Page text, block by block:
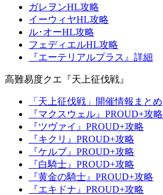
ガレヲンHL攻略
イーウィヤHL攻略
ル･オーHL攻略
フェディエルHL攻略
『エーテリアルプラス』詳細
高難易度クエ『天上征伐戦』
「天上征伐戦」開催情報まとめ
『マクスウェル』PROUD+攻略
『ツヴァイ』PROUD+攻略
『キクリ』PROUD+攻略
『ケルブ』PROUD+攻略
『白騎士』PROUD+攻略
『黄金の騎士』PROUD+攻略
『エキドナ』PROUD+攻略